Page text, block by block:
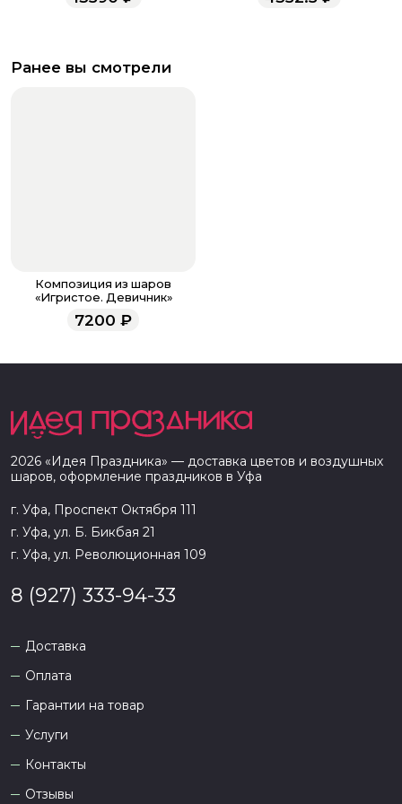
Ранее вы смотрели
Композиция из шаров
«Игристое. Девичник»
7200 ₽
2026 «Идея Праздника» — доставка цветов и воздушных
шаров, оформление праздников в Уфа
г. Уфа, Проспект Октября 111
г. Уфа, ул. Б. Бикбая 21
г. Уфа, ул. Революционная 109
8 (927) 333-94-33
Доставка
Оплата
Гарантии на товар
Услуги
Контакты
Отзывы